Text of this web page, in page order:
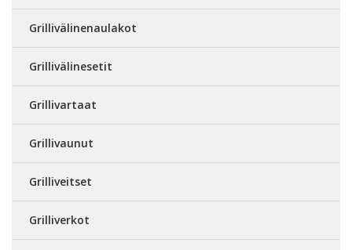
Grillivälinenaulakot
Grillivälinesetit
Grillivartaat
Grillivaunut
Grilliveitset
Grilliverkot